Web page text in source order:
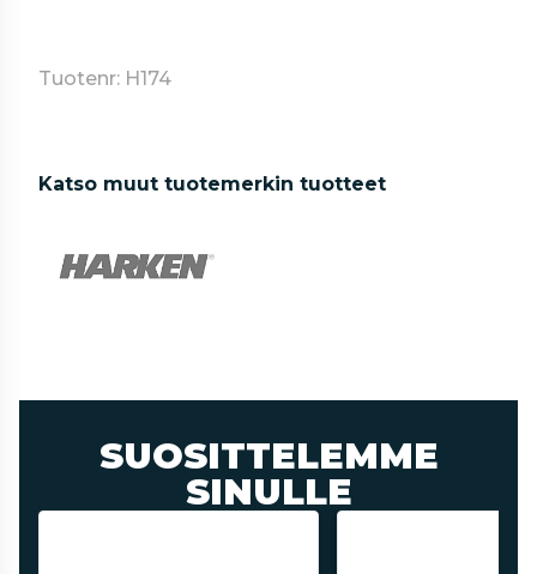
Tuotenr: H174
Katso muut tuotemerkin tuotteet
SUOSITTELEMME
SINULLE